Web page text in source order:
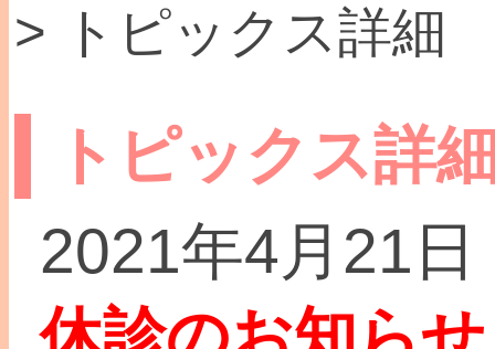
> トピックス詳細
トピックス詳
2021年4月21日